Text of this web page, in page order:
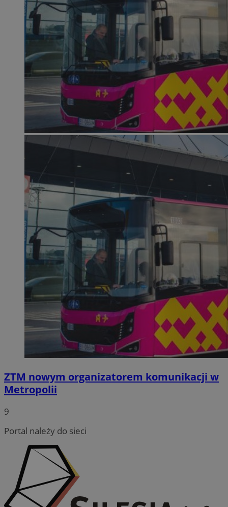
ZTM nowym organizatorem komunikacji w
Metropolii
9
Portal należy do sieci